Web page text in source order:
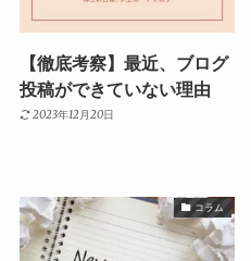
【徹底考察】最近、ブログ
投稿ができていない理由
2023年12月20日
コラム